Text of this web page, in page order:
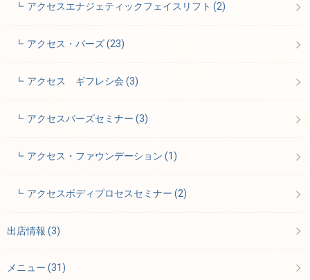
アクセスエナジェティックフェイスリフト(2)
アクセス・バーズ(23)
アクセス ギフレシ会(3)
アクセスバーズセミナー(3)
アクセス・ファウンデーション(1)
アクセスボディプロセスセミナー(2)
出店情報 (3)
メニュー (31)